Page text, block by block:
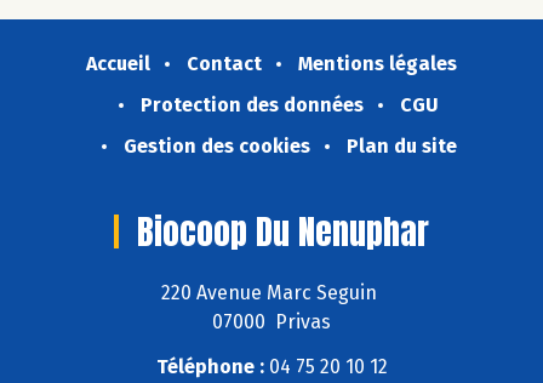
Accueil Contact
Mentions légales
Protection des données
CGU
Gestion des cookies
Plan du site
Biocoop Du Nenuphar
220 Avenue Marc Seguin
07000 Privas
Téléphone :04 75 20 10 12